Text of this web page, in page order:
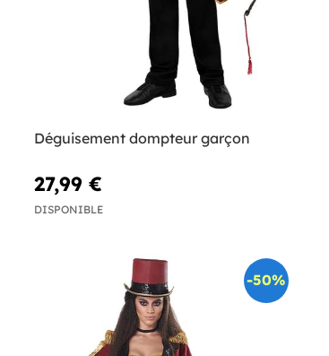
Déguisement dompteur garçon
27,99 €
DISPONIBLE
-50%